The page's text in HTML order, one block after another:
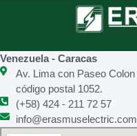
Venezuela - Caracas
Av. Lima con Paseo
código postal 1052.
(+58) 424 - 211 72 57